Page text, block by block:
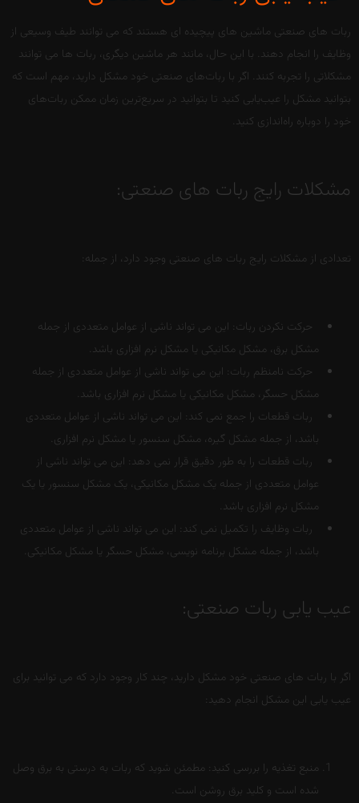
ربات های صنعتی ماشین های پیچیده ای هستند که می توانند طیف وسیعی از
وظایف را انجام دهند. با این حال، مانند هر ماشین دیگری، ربات ها می توانند
مشکلاتی را تجربه کنند. اگر با ربات‌های صنعتی خود مشکل دارید، مهم است که
بتوانید مشکل را عیب‌یابی کنید تا بتوانید در سریع‌ترین زمان ممکن ربات‌های
خود را دوباره راه‌اندازی کنید.
مشکلات رایج ربات های صنعتی:
تعدادی از مشکلات رایج ربات های صنعتی وجود دارد، از جمله:
حرکت نکردن ربات: این می تواند ناشی از عوامل متعددی از جمله
مشکل برق، مشکل مکانیکی یا مشکل نرم افزاری باشد.
حرکت نامنظم ربات: این می تواند ناشی از عوامل متعددی از جمله
مشکل حسگر، مشکل مکانیکی یا مشکل نرم افزاری باشد.
ربات قطعات را جمع نمی کند: این می تواند ناشی از عوامل متعددی
باشد، از جمله مشکل گیره، مشکل سنسور یا مشکل نرم افزاری.
ربات قطعات را به طور دقیق قرار نمی دهد: این می تواند ناشی از
عوامل متعددی از جمله یک مشکل مکانیکی، یک مشکل سنسور یا یک
مشکل نرم افزاری باشد.
ربات وظایف را تکمیل نمی کند: این می تواند ناشی از عوامل متعددی
باشد، از جمله مشکل برنامه نویسی، مشکل حسگر یا مشکل مکانیکی.
عیب یابی ربات صنعتی:
اگر با ربات های صنعتی خود مشکل دارید، چند کار وجود دارد که می توانید برای
عیب یابی این مشکل انجام دهید:
منبع تغذیه را بررسی کنید: مطمئن شوید که ربات به درستی به برق وصل
شده است و کلید برق روشن است.